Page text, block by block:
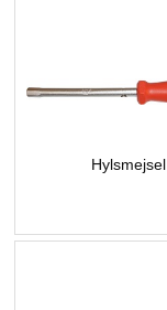
Hylsmejsel